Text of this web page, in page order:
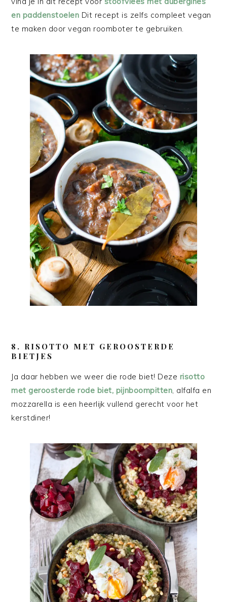
en paddenstoelen Dit recept is zelfs compleet vegan
te maken door vegan roomboter te gebruiken.
8. RISOTTO MET GEROOSTERDE
BIETJES
Ja daar hebben we weer die rode biet! Deze risotto
met geroosterde rode biet, pijnboompitten, alfalfa en
mozzarella is een heerlijk vullend gerecht voor het
kerstdiner!